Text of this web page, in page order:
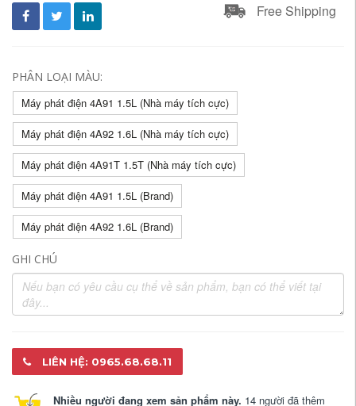
Free Shipping
PHÂN LOẠI MÀU:
Máy phát điện 4A91 1.5L (Nhà máy tích cực)
Máy phát điện 4A92 1.6L (Nhà máy tích cực)
Máy phát điện 4A91T 1.5T (Nhà máy tích cực)
Máy phát điện 4A91 1.5L (Brand)
Máy phát điện 4A92 1.6L (Brand)
GHI CHÚ
LIÊN HỆ: 0965.68.68.11
Nhiều người đang xem sản phẩm này. 14 người đã thêm